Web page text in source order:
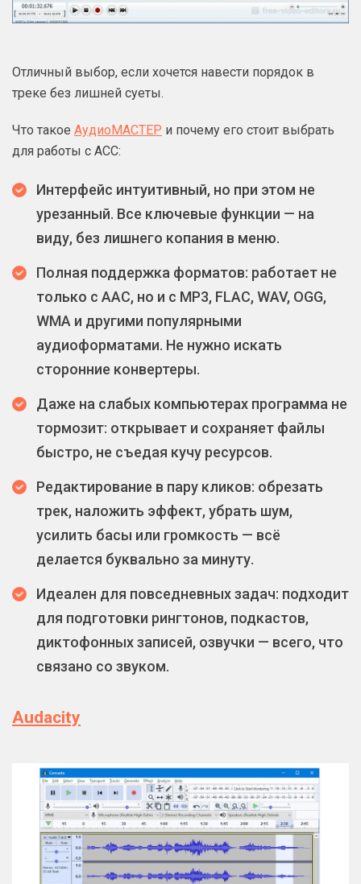
Отличный выбор, если хочется навести порядок в
треке без лишней суеты.
Что такое АудиоМАСТЕР и почему его стоит выбрать
для работы с ACC:
Интерфейс интуитивный, но при этом не
урезанный. Все ключевые функции — на
виду, без лишнего копания в меню.
Полная поддержка форматов: работает не
только с AAC, но и с MP3, FLAC, WAV, OGG,
WMA и другими популярными
аудиоформатами. Не нужно искать
сторонние конвертеры.
Даже на слабых компьютерах программа не
тормозит: открывает и сохраняет файлы
быстро, не съедая кучу ресурсов.
Редактирование в пару кликов: обрезать
трек, наложить эффект, убрать шум,
усилить басы или громкость — всё
делается буквально за минуту.
Идеален для повседневных задач: подходит
для подготовки рингтонов, подкастов,
диктофонных записей, озвучки — всего, что
связано со звуком.
Audacity